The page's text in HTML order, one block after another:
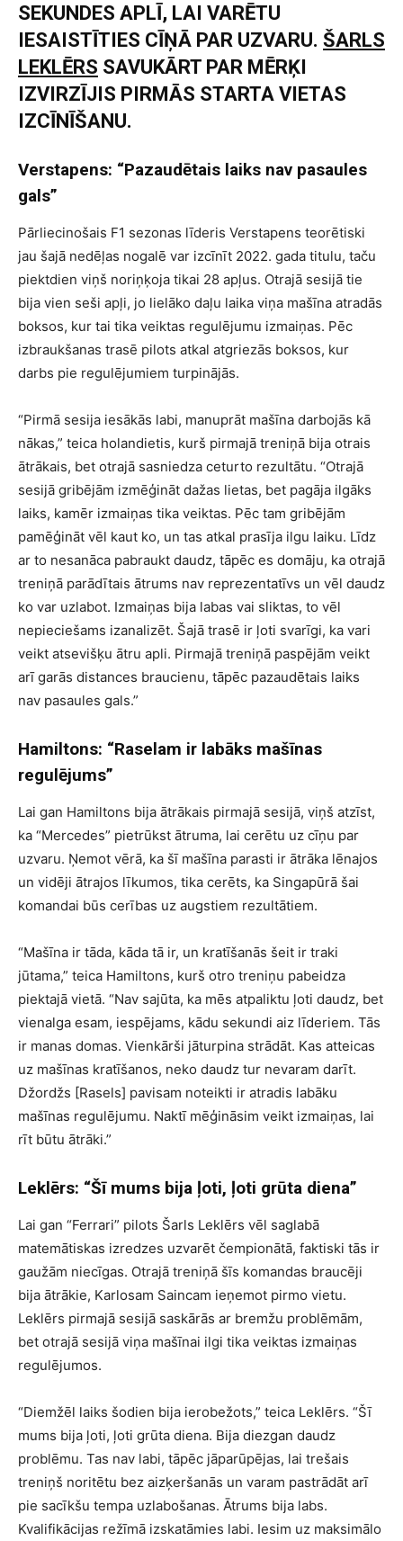
SEKUNDES APLĪ, LAI VARĒTU
IESAISTĪTIES CĪŅĀ PAR UZVARU. ŠARLS
LEKLĒRS SAVUKĀRT PAR MĒRĶI
IZVIRZĪJIS PIRMĀS STARTA VIETAS
IZCĪNĪŠANU.
Verstapens: “Pazaudētais laiks nav pasaules
gals”
Pārliecinošais F1 sezonas līderis Verstapens teorētiski
jau šajā nedēļas nogalē var izcīnīt 2022. gada titulu, taču
piektdien viņš noriņķoja tikai 28 apļus. Otrajā sesijā tie
bija vien seši apļi, jo lielāko daļu laika viņa mašīna atradās
boksos, kur tai tika veiktas regulējumu izmaiņas. Pēc
izbraukšanas trasē pilots atkal atgriezās boksos, kur
darbs pie regulējumiem turpinājās.
“Pirmā sesija iesākās labi, manuprāt mašīna darbojās kā
nākas,” teica holandietis, kurš pirmajā treniņā bija otrais
ātrākais, bet otrajā sasniedza ceturto rezultātu. “Otrajā
sesijā gribējām izmēģināt dažas lietas, bet pagāja ilgāks
laiks, kamēr izmaiņas tika veiktas. Pēc tam gribējām
pamēģināt vēl kaut ko, un tas atkal prasīja ilgu laiku. Līdz
ar to nesanāca pabraukt daudz, tāpēc es domāju, ka otrajā
treniņā parādītais ātrums nav reprezentatīvs un vēl daudz
ko var uzlabot. Izmaiņas bija labas vai sliktas, to vēl
nepieciešams izanalizēt. Šajā trasē ir ļoti svarīgi, ka vari
veikt atsevišķu ātru apli. Pirmajā treniņā paspējām veikt
arī garās distances braucienu, tāpēc pazaudētais laiks
nav pasaules gals.”
Hamiltons: “Raselam ir labāks mašīnas
regulējums”
Lai gan Hamiltons bija ātrākais pirmajā sesijā, viņš atzīst,
ka “Mercedes” pietrūkst ātruma, lai cerētu uz cīņu par
uzvaru. Ņemot vērā, ka šī mašīna parasti ir ātrāka lēnajos
un vidēji ātrajos līkumos, tika cerēts, ka Singapūrā šai
komandai būs cerības uz augstiem rezultātiem.
“Mašīna ir tāda, kāda tā ir, un kratīšanās šeit ir traki
jūtama,” teica Hamiltons, kurš otro treniņu pabeidza
piektajā vietā. “Nav sajūta, ka mēs atpaliktu ļoti daudz, bet
vienalga esam, iespējams, kādu sekundi aiz līderiem. Tās
ir manas domas. Vienkārši jāturpina strādāt. Kas atteicas
uz mašīnas kratīšanos, neko daudz tur nevaram darīt.
Džordžs [Rasels] pavisam noteikti ir atradis labāku
mašīnas regulējumu. Naktī mēģināsim veikt izmaiņas, lai
rīt būtu ātrāki.”
Leklērs: “Šī mums bija ļoti, ļoti grūta diena”
Lai gan “Ferrari” pilots Šarls Leklērs vēl saglabā
matemātiskas izredzes uzvarēt čempionātā, faktiski tās ir
gaužām niecīgas. Otrajā treniņā šīs komandas braucēji
bija ātrākie, Karlosam Saincam ieņemot pirmo vietu.
Leklērs pirmajā sesijā saskārās ar bremžu problēmām,
bet otrajā sesijā viņa mašīnai ilgi tika veiktas izmaiņas
regulējumos.
“Diemžēl laiks šodien bija ierobežots,” teica Leklērs. “Šī
mums bija ļoti, ļoti grūta diena. Bija diezgan daudz
problēmu. Tas nav labi, tāpēc jāparūpējas, lai trešais
treniņš noritētu bez aizķeršanās un varam pastrādāt arī
pie sacīkšu tempa uzlabošanas. Ātrums bija labs.
Kvalifikācijas režīmā izskatāmies labi. Iesim uz maksimālo